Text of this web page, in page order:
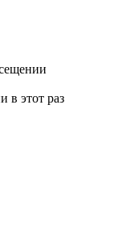
в этот раз